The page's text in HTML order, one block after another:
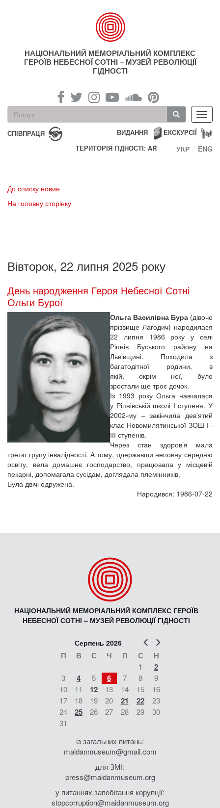
НАЦІОНАЛЬНИЙ МЕМОРІАЛЬНИЙ КОМПЛЕКС
ГЕРОЇВ НЕБЕСНОЇ СОТНІ – МУЗЕЙ РЕВОЛЮЦІЇ
ГІДНОСТІ
Пошукова
форма
Пошук
СПІВПРАЦЯ ЕКСКУРСІЇ
ВИДАННЯ
ТЕРИТОРІЯ ГІДНОСТІ: AR
УКР ENG
До списку новин
На головну сторінку
Вівторок, 22 липня 2025 року
День народження Героя Небесної Сотні
Ольги Бурої
Ольга Василівна Бура (дівоче
прізвище Лагодич) народилася
22 липня 1986 року у селі
Ріпнів Буського району на
Львівщині. Походила з
багатодітної родини, в
якій, окрім неї, було
зростали ще троє дочок.
Із 1993 року Ольга навчалася
у Ріпнівській школі І ступеня. У
2002-му – закінчила дев'ятий
клас Новомилятинської ЗОШ І–
ІІІ ступенів.
Через стан здоров’я мала
третю групу інвалідності. А тому, одержавши неповну середню
освіту, вела домашнє господарство, працювала у місцевій
пекарні, допомагала сусідам, доглядала племінників.
Була двічі одружена.
Народився: 1986-07-22
НАЦІОНАЛЬНИЙ МЕМОРІАЛЬНИЙ КОМПЛЕКС ГЕРОЇВ
НЕБЕСНОЇ СОТНІ – МУЗЕЙ РЕВОЛЮЦІЇ ГІДНОСТІ
Попер
Серпень 2026
П В С Ч П С Н
1 2
3 4 5 6 7 8
9
10
11 12 13 14 15
16
17
18 19 20 21 22
23
24
25 26 27 28 29
30
31
із загальних питань:
maidanmuseum@gmail.com
для ЗМІ:
press@maidanmuseum.org
у питаннях запобігання корупції:
stopcorruption@maidanmuseum.org